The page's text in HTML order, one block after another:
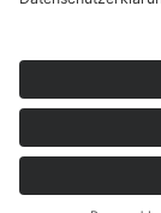
Kontakt